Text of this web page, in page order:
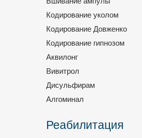
Кодирование уколом
Кодирование Довженко
Кодирование гипнозом
Аквилонг
Вивитрол
Дисульфирам
Алгоминал
Реабилитация